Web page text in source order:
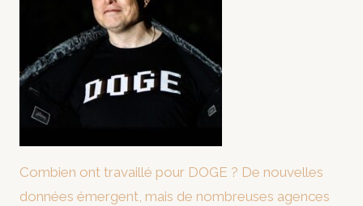
Combien ont travaillé pour DOGE ? De nouvelles
données émergent, mais de nombreuses agences